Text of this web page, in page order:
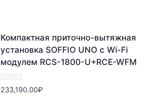
Компактная приточно-вытяжная
установка SOFFIO UNO с Wi-Fi
модулем RCS-1800-U+RCE-WFM
Оценка
0
233,190.00₽